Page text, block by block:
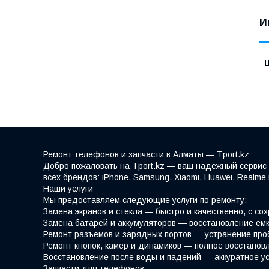
Ремонт телефонов и запчасти в Алматы — Tport.kz
Добро пожаловать на Tport.kz — ваш надежный сервис
всех брендов: iPhone, Samsung, Xiaomi, Huawei,
Наши услуги
Мы предоставляем следующие услуги по ремонту:
Замена экранов и стекла — быстро и качественно, с
Замена батарей и аккумуляторов — восстановление
Ремонт разъемов и зарядных портов — устранение
Ремонт кнопок, камер и динамиков — полное
Восстановление после воды и падений — аккуратное